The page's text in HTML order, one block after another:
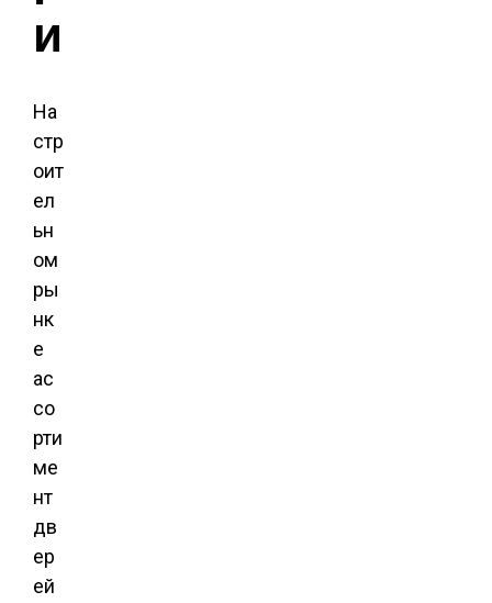
и
На
стр
оит
ел
ьн
ом
ры
нк
е
ас
со
рти
ме
нт
дв
ер
ей